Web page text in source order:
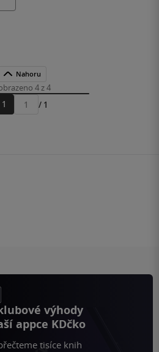
Nahoru
4 z 4
1
Přejít
/ 1
výhody
appce KDčko
tisíce knih